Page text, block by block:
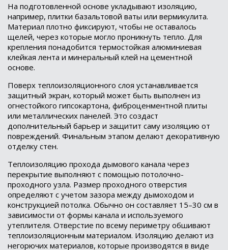
На подготовленной основе укладывают изоляцию,
например, плитки базальтовой ваты или вермикулита.
Материал плотно фиксируют, чтобы не оставалось
щелей, через которые могло проникнуть тепло. Для
крепления понадобится термостойкая алюминиевая
клейкая лента и минеральный клей на цементной
основе.
Поверх теплоизоляционного слоя устанавливается
защитный экран, который может быть выполнен из
огнестойкого гипсокартона, фиброценментной плиты
или металлических панелей. Это создаст
дополнительный барьер и защитит саму изоляцию от
повреждений. Финальным этапом делают декоративную
отделку стен.
Теплоизоляцию прохода дымового канала через
перекрытие выполняют с помощью потолочно-
проходного узла. Размер проходного отверстия
определяют с учетом зазора между дымоходом и
конструкцией потолка. Обычно он составляет 15–30 см в
зависимости от формы канала и используемого
утеплителя. Отверстие по всему периметру обшивают
теплоизоляционным материалом. Изоляцию делают из
негорючих материалов, которые производятся в виде